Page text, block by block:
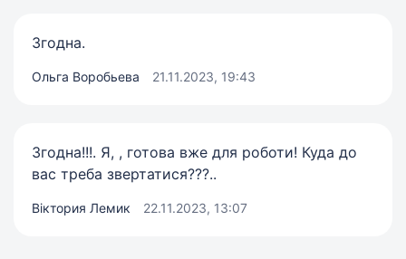
Згодна.
Ольга Воробьева 21.11.2023, 19:43
Згодна!!!. Я, , готова вже для роботи! Куда до
вас треба звертатися???..
Віктория Лемик 22.11.2023, 13:07